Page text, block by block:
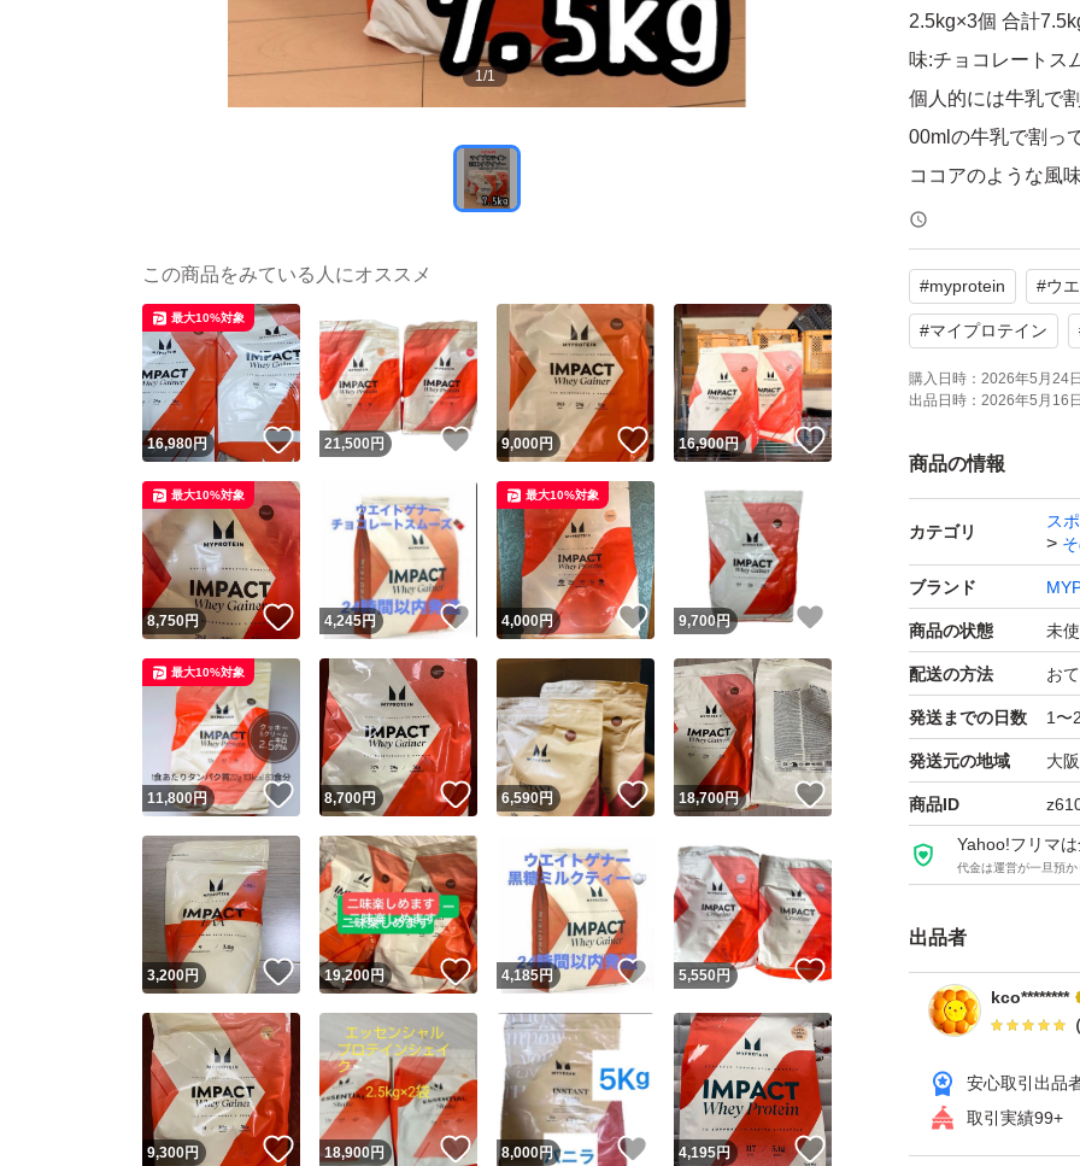
1/1
2.5kg×3個 合計
味:チョコレートス
個人的には牛乳で
00mlの牛乳で割っ
ココアのような風
重もついてくるの
【商品詳細】
バルクアップ、体
容易にカロリー摂
水または牛乳500
１食あたりタンパ
増量に必要なもの
リカバリーのサポ
※賞味期限は2027
※輸入品につき、
ます。ご理解の程
#myprotein #ウ
#マイプロテイン
購入日時： 2026年5月24
出品日時： 2026年5月16
商品の情報
カテゴリ
ス
ブランド
商品の状態 未
配送の方法 お
発送までの日数 1〜
発送元の地域 大
商品ID
Yahoo!フリマ
代金は運営が一旦預
出品者
kco********
（
安心取引出品
取引実績99+
この商品をみている人にオススメ
16,980円 いいね！
最大10%対象
21,500 円 いいね！
9,000円 いいね！
16,900円 いいね！
8,750円 いいね！
最大10%対象
4,245円 いいね！
4,000円 いいね！
最大10%対象
9,700円
11,800円 いいね！
最大10%対象
8,700円 いいね！
6,590円 いいね！
18,700円
3,200円 いいね！
19,200円 いいね！
4,185円 いいね！
5,550円 いいね！
9,300円 いいね！
18,900円 いいね！
8,000円 いいね！
4,195円